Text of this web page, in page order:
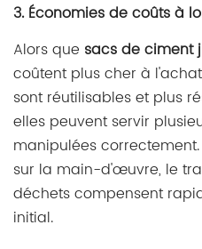
3. Économies de coûts à
Alors que sacs de ciment
coûtent plus cher à
sont réutilisables et plus
elles peuvent servir
manipulées
sur la main-d'œuvre, le
déchets compensent
initial.